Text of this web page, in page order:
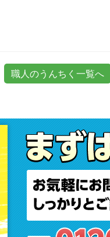
職人のうんちく一覧へ